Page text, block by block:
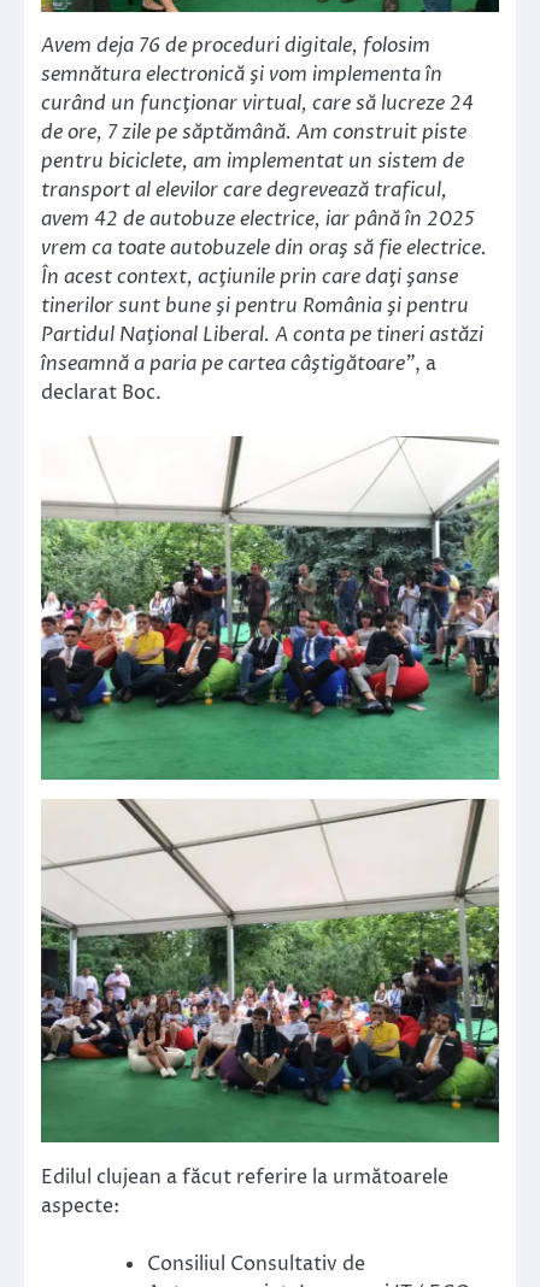
Avem deja 76 de proceduri digitale, folosim
semnătura electronică şi vom implementa în
curând un funcţionar virtual, care să lucreze 24
de ore, 7 zile pe săptămână. Am construit piste
pentru biciclete, am implementat un sistem de
transport al elevilor care degrevează traficul,
avem 42 de autobuze electrice, iar până în 2025
vrem ca toate autobuzele din oraş să fie electrice.
În acest context, acţiunile prin care daţi şanse
tinerilor sunt bune şi pentru România şi pentru
Partidul Naţional Liberal. A conta pe tineri astăzi
înseamnă a paria pe cartea câştigătoare”, a
declarat Boc.
Edilul clujean a făcut referire la următoarele
aspecte:
Consiliul Consultativ de